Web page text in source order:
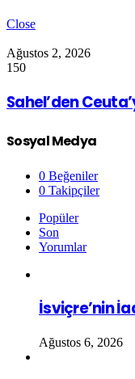
Close
Ağustos 2, 2026
150
Sahel’den
Sosyal Medya
0 Beğeniler
0 Takipçiler
Popüler
Son
Yorumlar
İsviçre’nin
Ağustos 6, 2026